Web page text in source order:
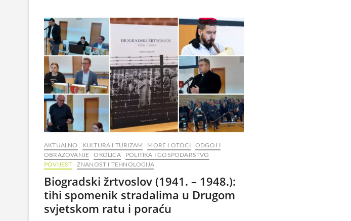
AKTUALNO KULTURA I TURIZAM MORE I OTOCI
ODGOJ I
OBRAZOVANJE
OKOLICA
POLITIKA I GOSPODARSTVO
POVIJEST
ZNANOST I TEHNOLOGIJA
Biogradski žrtvoslov (1941. – 1948.):
tihi spomenik stradalima u Drugom
svjetskom ratu i poraću